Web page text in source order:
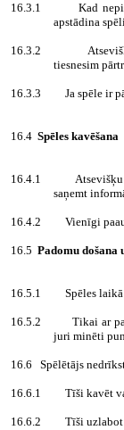
16.3.1
Kad
apstādina
16.3.2
tiesnesim
16.3.3 Ja spēle ir
16.4 Spēles kavēšana
16.4.1
saņemt
16.4.2 Vienīgi
16.5 Padomu došana
16.5.1 Spēles
16.5.2
Tikai ar
juri minēti
16.6 Spēlētājs
16.6.1 Tīši kavēt
16.6.2 Tīši